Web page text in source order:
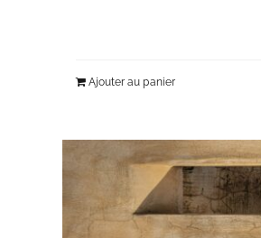
Ajouter au panier